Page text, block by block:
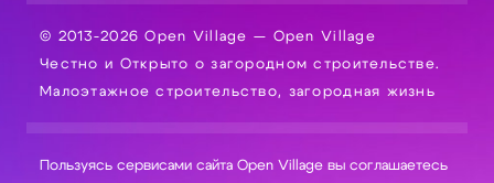
© 2013-2026 Open Village — Open Village
Честно и Открыто о загородном строительстве.
Малоэтажное строительство, загородная жизнь
Пользуясь сервисами сайта Open Village вы соглашаетесь